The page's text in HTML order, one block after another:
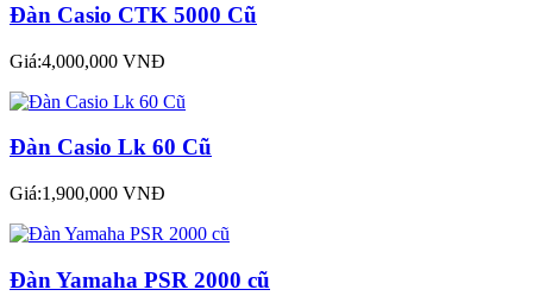
Đàn Casio CTK 5000 Cũ
Giá:4,000,000 VNĐ
Đàn Casio Lk 60 Cũ
Giá:1,900,000 VNĐ
Đàn Yamaha PSR 2000 cũ